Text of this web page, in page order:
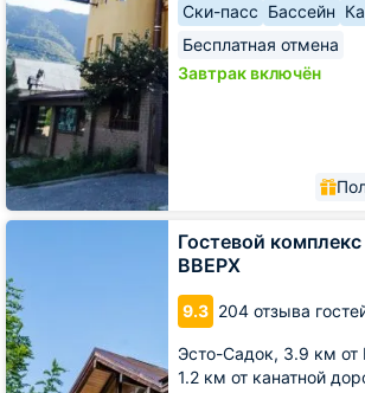
Ски-пасс Бассейн
Бесплатная отмена
Завтрак включён
Гостевой
ВВЕРХ
9.3 204 отзыва
Эсто-Садок, 3.9 км от
1.2 км от канатной
Гостевой
баней
ВВЕРХ